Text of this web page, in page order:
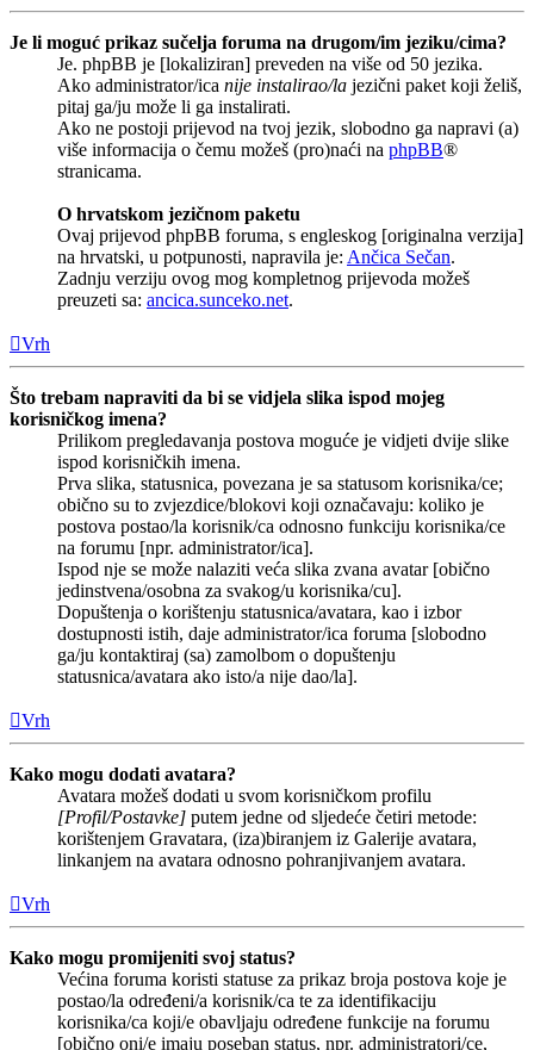
Je li moguć prikaz sučelja foruma na drugom/im jeziku/cima?
Je. phpBB je [lokaliziran] preveden na više od 50 jezika.
Ako administrator/ica nije instalirao/la jezični paket koji želiš,
pitaj ga/ju može li ga instalirati.
Ako ne postoji prijevod na tvoj jezik, slobodno ga napravi (a)
više informacija o čemu možeš (pro)naći na phpBB®
stranicama.
O hrvatskom jezičnom paketu
Ovaj prijevod phpBB foruma, s engleskog [originalna verzija]
na hrvatski, u potpunosti, napravila je: Ančica Sečan.
Zadnju verziju ovog mog kompletnog prijevoda možeš
preuzeti sa: ancica.sunceko.net.
Vrh
Što trebam napraviti da bi se vidjela slika ispod mojeg
korisničkog imena?
Prilikom pregledavanja postova moguće je vidjeti dvije slike
ispod korisničkih imena.
Prva slika, statusnica, povezana je sa statusom korisnika/ce;
obično su to zvjezdice/blokovi koji označavaju: koliko je
postova postao/la korisnik/ca odnosno funkciju korisnika/ce
na forumu [npr. administrator/ica].
Ispod nje se može nalaziti veća slika zvana avatar [obično
jedinstvena/osobna za svakog/u korisnika/cu].
Dopuštenja o korištenju statusnica/avatara, kao i izbor
dostupnosti istih, daje administrator/ica foruma [slobodno
ga/ju kontaktiraj (sa) zamolbom o dopuštenju
statusnica/avatara ako isto/a nije dao/la].
Vrh
Kako mogu dodati avatara?
Avatara možeš dodati u svom korisničkom profilu
[Profil/Postavke] putem jedne od sljedeće četiri metode:
korištenjem Gravatara, (iza)biranjem iz Galerije avatara,
linkanjem na avatara odnosno pohranjivanjem avatara.
Vrh
Kako mogu promijeniti svoj status?
Većina foruma koristi statuse za prikaz broja postova koje je
postao/la određeni/a korisnik/ca te za identifikaciju
korisnika/ca koji/e obavljaju određene funkcije na forumu
[obično oni/e imaju poseban status, npr. administratori/ce,